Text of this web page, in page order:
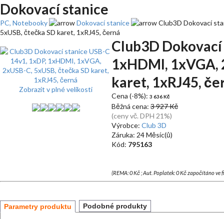
Dokovací stanice
PC, Notebooky Dokovací stanice
Club3D Dokovací
5xUSB, čtečka SD karet, 1xRJ45, černá
Zobrazit v plné velikosti
Club3D Dokovací
1xHDMI, 1xVGA,
karet, 1xRJ45,
Cena (-8%): 3 636 Kč
Běžná cena: 3 927 Kč
(ceny vč. DPH 21%)
Výrobce: Club 3D
Záruka: 24 Měsíc(ů)
Kód: 795163
(REMA: 0 Kč ; Aut. Poplatek: 0 Kč započítáno
Parametry produktu Podobné produkty